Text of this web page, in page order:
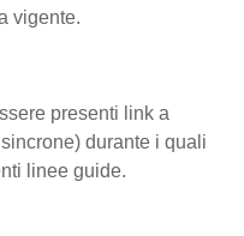
vigente.
presenti link a
durante i quali
linee guide.